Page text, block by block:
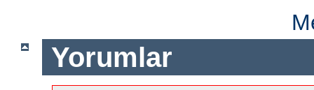
Yorumlar